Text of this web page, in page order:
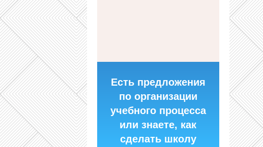
Есть предложения
по организации
учебного процесса
или знаете, как
сделать школу